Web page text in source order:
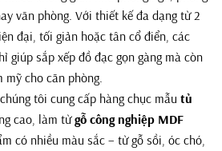
văn phòng. Với thiết kế đa dạng từ 2
đại, tối giản hoặc tân cổ điển, các
giúp sắp xếp đồ đạc gọn gàng mà còn
cho căn phòng.
tôi cung cấp hàng chục mẫu tủ
cao, làm từgỗ công nghiệp MDF
có nhiều màu sắc – từ gỗ sồi, óc chó,